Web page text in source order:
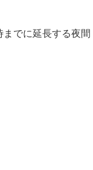
でに延長する夜間